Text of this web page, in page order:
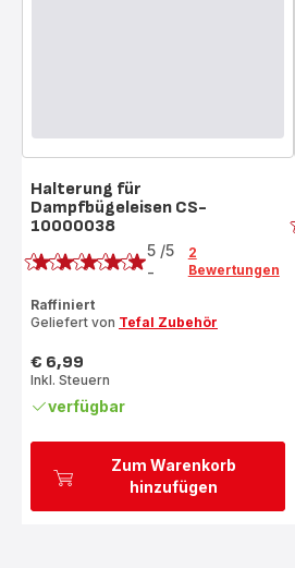
Zum Warenkorb
hinzufügen
Halterung für
Dampfbügeleisen CS-
10000038
Bewertung
mit
5
(Durchschnitt)
5 /5
-
2
Bewertungen
Raffiniert
Geliefert von Tefal Zubehör
Preis
€ 6,99
Inkl. Steuern
verfügbar